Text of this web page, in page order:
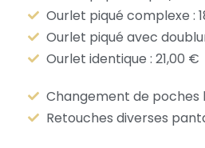
Ourlet piqué complexe :
Ourlet piqué avec
Ourlet identique : 21,00 €
Changement de poches
Retouches diverses